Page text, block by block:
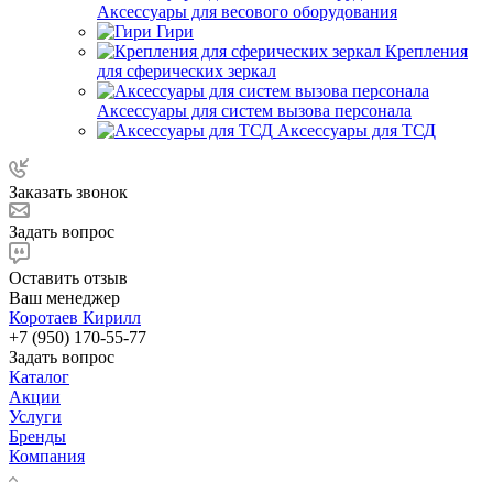
Аксессуары для весового оборудования
Гири
Крепления
для сферических зеркал
Аксессуары для систем вызова персонала
Аксессуары для ТСД
Заказать звонок
Задать вопрос
Оставить отзыв
Ваш менеджер
Коротаев Кирилл
+7 (950) 170-55-77
Задать вопрос
Каталог
Акции
Услуги
Бренды
Компания